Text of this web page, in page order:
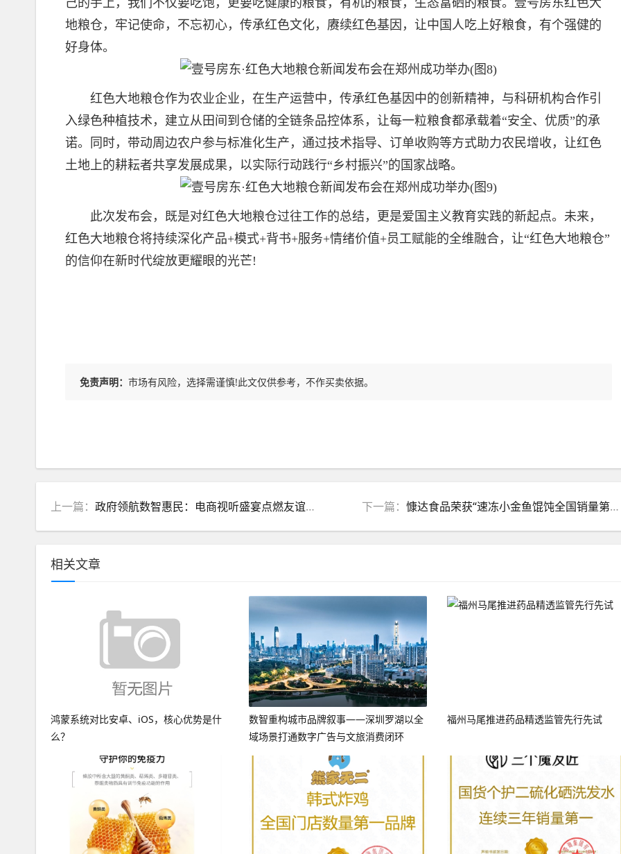
己的手上，我们不仅要吃饱，更要吃健康的粮食，有机的粮食，生态富硒的粮食。壹号房东红色大
地粮仓，牢记使命，不忘初心，传承红色文化，赓续红色基因，让中国人吃上好粮食，有个强健的
好身体。
红色大地粮仓作为农业企业，在生产运营中，传承红色基因中的创新精神，与科研机构合作引
入绿色种植技术，建立从田间到仓储的全链条品控体系，让每一粒粮食都承载着“安全、优质”的承
诺。同时，带动周边农户参与标准化生产，通过技术指导、订单收购等方式助力农民增收，让红色
土地上的耕耘者共享发展成果，以实际行动践行“乡村振兴”的国家战略。
此次发布会，既是对红色大地粮仓过往工作的总结，更是爱国主义教育实践的新起点。未来，
红色大地粮仓将持续深化产品+模式+背书+服务+情绪价值+员工赋能的全维融合，让“红色大地粮仓”
的信仰在新时代绽放更耀眼的光芒!
免责声明： 市场有风险，选择需谨慎!此文仅供参考，不作买卖依据。
上一篇： 政府领航数智惠民：电商视听盛宴点燃友谊县消费新热潮 下一篇： 慷达食品荣获“速冻小金鱼馄饨全国销量第一”等多项市场地位声明
相关文章
鸿蒙系统对比安卓、iOS，核心优势是什
么？
​数智重构城市品牌叙事——深圳罗湖以全
域场景打通数字广告与文旅消费闭环
福州马尾推进药品精透监管先行先试